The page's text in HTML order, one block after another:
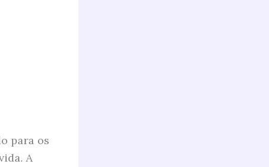
para os
A